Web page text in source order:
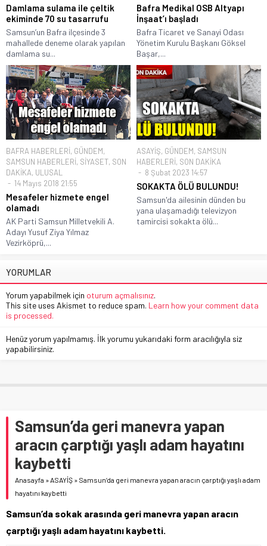
Damlama sulama ile çeltik
ekiminde 70 su tasarrufu
Samsun’un Bafra ilçesinde 3
mahallede deneme olarak yapılan
damlama su...
Bafra Medikal OSB Altyapı
İnşaat’ı başladı
Bafra Ticaret ve Sanayi Odası
Yönetim Kurulu Başkanı Göksel
Başar,...
BAFRA HABERLERİ, GÜNDEM,
SAMSUN HABERLERİ, SİYASET, SON
DAKİKA, ULUSAL
14 Mayıs 2018 21:55
Mesafeler hizmete engel
olamadı
AK Parti Samsun Milletvekili A.
Adayı Yusuf Ziya Yılmaz
Vezirköprü,...
ASAYİŞ, GÜNDEM, SAMSUN
HABERLERİ, SON DAKİKA
8 Şubat 2023 14:57
SOKAKTA ÖLÜ BULUNDU!
Samsun'da ailesinin dünden bu
yana ulaşamadığı televizyon
tamircisi sokakta ölü...
YORUMLAR
Yorum yapabilmek için oturum açmalısınız.
This site uses Akismet to reduce spam. Learn how your comment data
is processed.
Henüz yorum yapılmamış. İlk yorumu yukarıdaki form aracılığıyla siz
yapabilirsiniz.
Samsun’da geri manevra yapan
aracın çarptığı yaşlı adam hayatını
kaybetti
Anasayfa »ASAYİŞ » Samsun’da geri manevra yapan aracın çarptığı yaşlı adam
hayatını kaybetti
Samsun’da sokak arasında geri manevra yapan aracın
çarptığı yaşlı adam hayatını kaybetti.